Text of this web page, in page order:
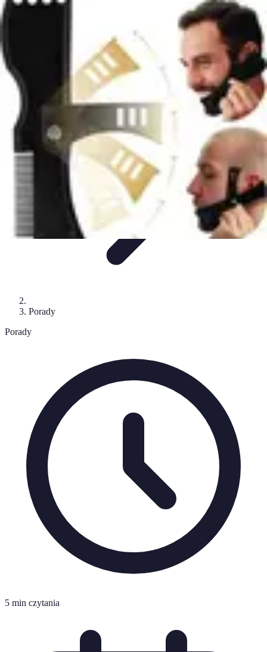
Projekty na Dom
Budowa i materiałyPorady
Projekty na Dom
Porady
Porady
5 min czytania